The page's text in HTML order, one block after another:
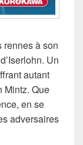
rennes à son
Un
autant
Mintz. Que
en se
adversaires